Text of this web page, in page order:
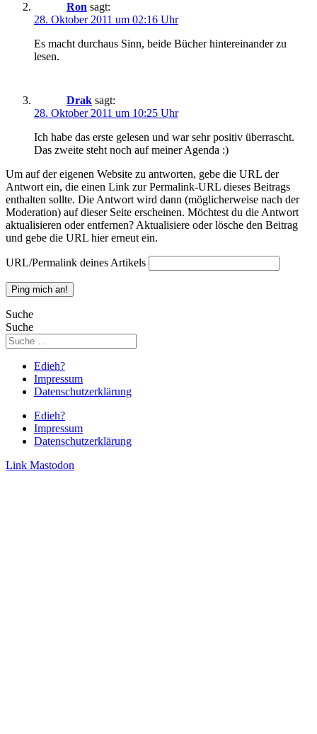
Ron sagt:
28. Oktober 2011 um 02:16 Uhr
Es macht durchaus Sinn, beide Bücher hintereinander zu
lesen.
Drak sagt:
28. Oktober 2011 um 10:25 Uhr
Ich habe das erste gelesen und war sehr positiv überrascht.
Das zweite steht noch auf meiner Agenda :)
Um auf der eigenen Website zu antworten, gebe die URL der
Antwort ein, die einen Link zur Permalink-URL dieses Beitrags
enthalten sollte. Die Antwort wird dann (möglicherweise nach der
Moderation) auf dieser Seite erscheinen. Möchtest du die Antwort
aktualisieren oder entfernen? Aktualisiere oder lösche den Beitrag
und gebe die URL hier erneut ein.
URL/Permalink deines Artikels
Suche
Suche
Edieh?
Impressum
Datenschutzerklärung
Edieh?
Impressum
Datenschutzerklärung
Link Mastodon